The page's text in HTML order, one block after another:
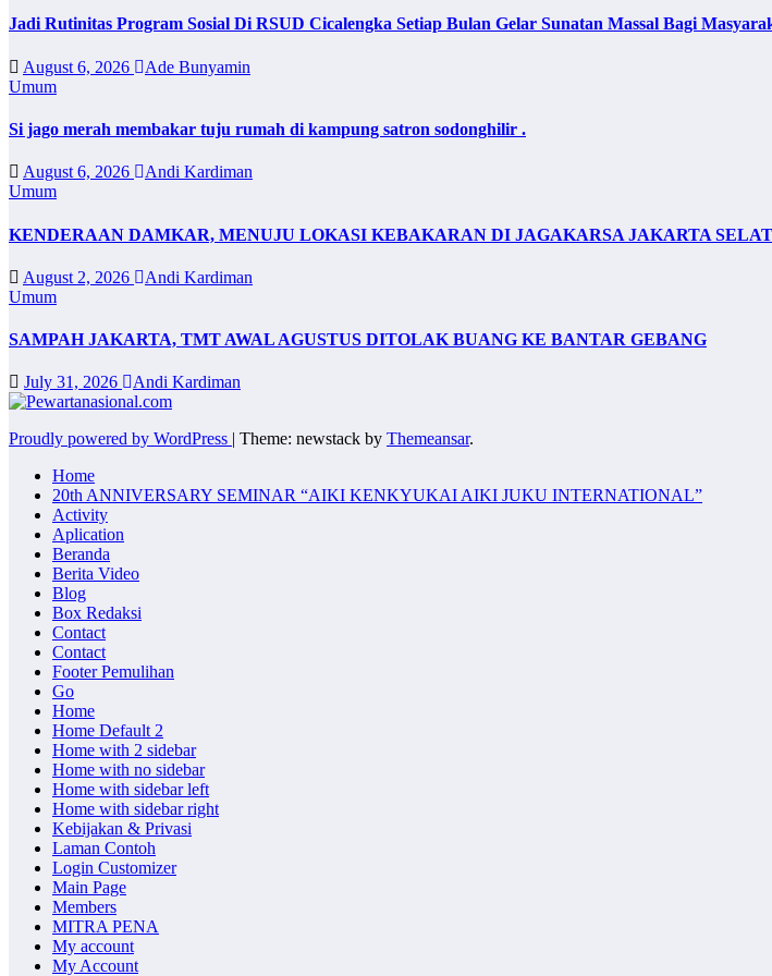
Jadi Rutinitas Program Sosial Di RSUD Cicalengka Setiap Bulan Gelar Sunatan Massal Bagi
August 6, 2026
Ade Bunyamin
Umum
Si jago merah membakar tuju rumah di kampung satron sodonghilir .
August 6, 2026
Andi Kardiman
Umum
KENDERAAN DAMKAR, MENUJU LOKASI KEBAKARAN DI JAGAKARSA JAKARTA
August 2, 2026
Andi Kardiman
Umum
SAMPAH JAKARTA, TMT AWAL AGUSTUS DITOLAK BUANG KE BANTAR GEBANG
July 31, 2026 Andi Kardiman
Proudly powered by WordPress | Theme: newstack by Themeansar.
Home
20th ANNIVERSARY SEMINAR “AIKI KENKYUKAI AIKI JUKU INTERNATIONAL”
Activity
Aplication
Beranda
Berita Video
Blog
Box Redaksi
Contact
Contact
Footer Pemulihan
Go
Home
Home Default 2
Home with 2 sidebar
Home with no sidebar
Home with sidebar left
Home with sidebar right
Kebijakan & Privasi
Laman Contoh
Login Customizer
Main Page
Members
MITRA PENA
My account
My Account